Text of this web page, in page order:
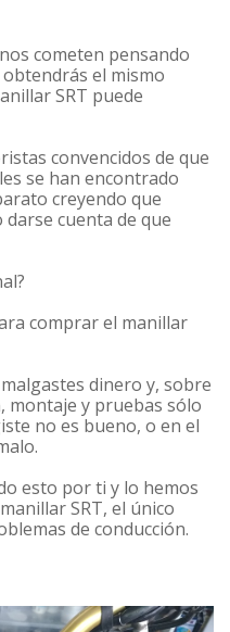
cometen pensando
el mismo
SRT puede
convencidos de que
se han encontrado
creyendo que
cuenta de que
comprar el manillar
dinero y, sobre
montaje y pruebas sólo
no es bueno, o en el
esto por ti y lo hemos
SRT, el único
de conducción.